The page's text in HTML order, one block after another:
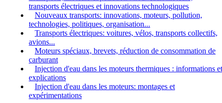
transports électriques et innovations technologiques
Nouveaux transports: innovations, moteurs, pollution,
technologies, politiques, organisation...
Transports électriques: voitures, vélos, transports collectifs,
avions...
Moteurs spéciaux, brevets, réduction de consommation de
carburant
Injection d'eau dans les moteurs thermiques : informations et
explications
Injection d'eau dans les moteurs: montages et
expérimentations